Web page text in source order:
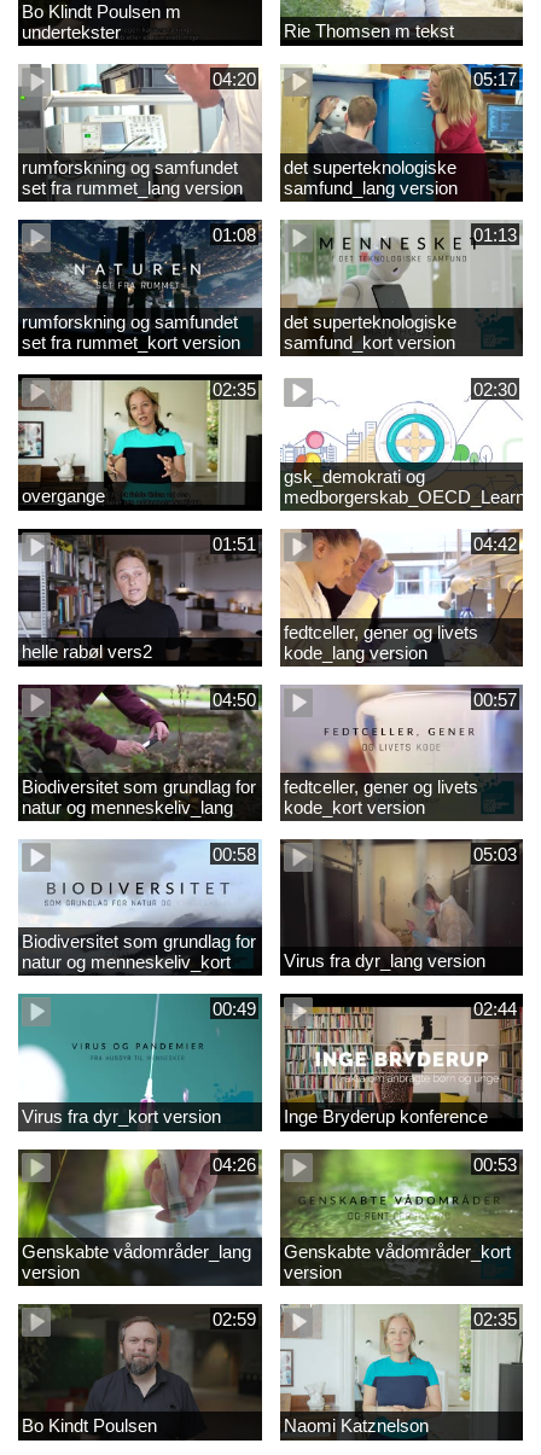
Bo Klindt Poulsen m
undertekster
Rie Thomsen m tekst
04:20
rumforskning og samfundet
set fra rummet_lang version
05:17
det superteknologiske
samfund_lang version
01:08
rumforskning og samfundet
set fra rummet_kort version
01:13
det superteknologiske
samfund_kort version
02:35
overgange
02:30
gsk_demokrati og
Compass 2030
01:51
helle rabøl vers2
04:42
fedtceller, gener og livets
kode_lang version
04:50
Biodiversitet som grundlag for
natur og menneskeliv_lang
version
00:57
fedtceller, gener og livets
kode_kort version
00:58
Biodiversitet som grundlag for
natur og menneskeliv_kort
version
05:03
Virus fra dyr_lang version
00:49
Virus fra dyr_kort version
02:44
Inge Bryderup konference
04:26
Genskabte vådområder_lang
version
00:53
Genskabte vådområder_kort
version
02:59
Bo Kindt Poulsen
02:35
Naomi Katznelson